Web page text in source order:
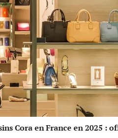
Cora en France en 2025 :